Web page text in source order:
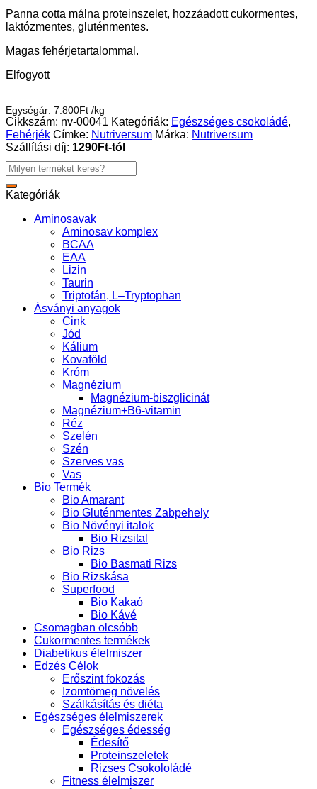
Panna cotta málna proteinszelet, hozzáadott cukormentes,
laktózmentes, gluténmentes.
Magas fehérjetartalommal.
Elfogyott
Egységár: 7.800Ft /kg
Cikkszám: nv-00041 Kategóriák: Egészséges csokoládé,
Fehérjék Címke: Nutriversum Márka: Nutriversum
Szállítási díj: 1290Ft-tól
Keresés
a
következőre:
Kategóriák
Aminosavak
Aminosav komplex
BCAA
EAA
Lizin
Taurin
Triptofán, L–Tryptophan
Ásványi anyagok
Cink
Jód
Kálium
Kovaföld
Króm
Magnézium
Magnézium-biszglicinát
Magnézium+B6-vitamin
Réz
Szelén
Szén
Szerves vas
Vas
Bio Termék
Bio Amarant
Bio Gluténmentes Zabpehely
Bio Növényi italok
Bio Rizsital
Bio Rizs
Bio Basmati Rizs
Bio Rizskása
Superfood
Bio Kakaó
Bio Kávé
Csomagban olcsóbb
Cukormentes termékek
Diabetikus élelmiszer
Edzés Célok
Erőszint fokozás
Izomtömeg növelés
Szálkásítás és diéta
Egészséges élelmiszerek
Egészséges édesség
Édesítő
Proteinszeletek
Rizses Csokololádé
Fitness élelmiszer